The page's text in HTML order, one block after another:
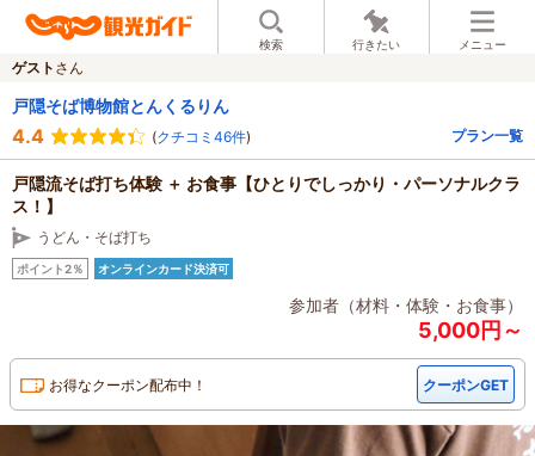
検索 行きたい メニュー
ゲスト さん
戸隠そば博物館とんくるりん
4.4 (クチコミ46件) プラン一覧
戸隠流そば打ち体験 ＋ お食事【ひとりでしっかり・パーソナルクラ
ス！】
うどん・そば打ち
ポイント2％ オンラインカード決済可
参加者（材料・体験・お食事）
5,000円～
お得なクーポン配布中！ クーポンGET